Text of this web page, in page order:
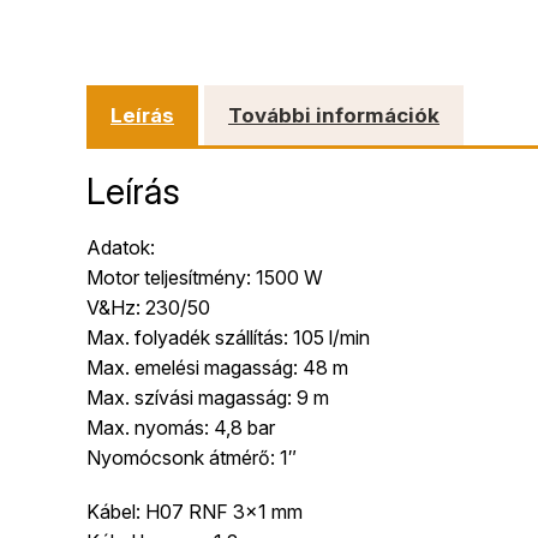
Leírás További információk
Leírás
Adatok:
Motor teljesítmény: 1500 W
V&Hz: 230/50
Max. folyadék szállítás: 105 l/min
Max. emelési magasság: 48 m
Max. szívási magasság: 9 m
Max. nyomás: 4,8 bar
Nyomócsonk átmérő: 1″
Kábel: H07 RNF 3×1 mm